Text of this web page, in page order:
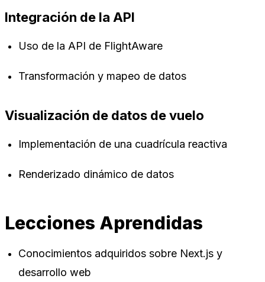
Integración de la API
Uso de la API de FlightAware
Transformación y mapeo de datos
Visualización de datos de vuelo
Implementación de una cuadrícula reactiva
Renderizado dinámico de datos
Lecciones Aprendidas
Conocimientos adquiridos sobre Next.js y
desarrollo web